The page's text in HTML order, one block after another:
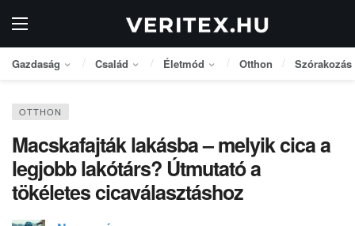
Gazdaság Család Életmód Otthon Szórakozás
OTTHON
Macskafajták lakásba – melyik cica a
legjobb lakótárs? Útmutató a
tökéletes cicaválasztáshoz